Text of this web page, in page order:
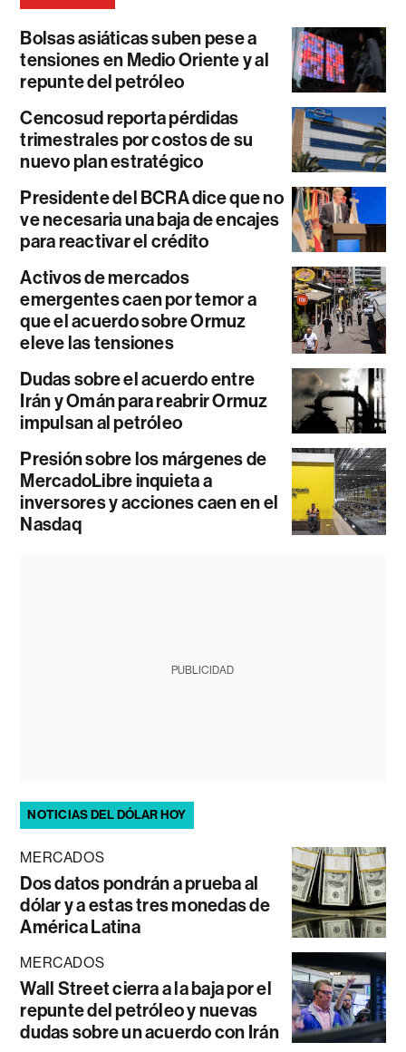
Bolsas asiáticas suben pese a
tensiones en Medio Oriente y al
repunte del petróleo
Cencosud reporta pérdidas
trimestrales por costos de su
nuevo plan estratégico
Presidente del BCRA dice que no
ve necesaria una baja de encajes
para reactivar el crédito
Activos de mercados
emergentes caen por temor a
que el acuerdo sobre Ormuz
eleve las tensiones
Dudas sobre el acuerdo entre
Irán y Omán para reabrir Ormuz
impulsan al petróleo
Presión sobre los márgenes de
MercadoLibre inquieta a
inversores y acciones caen en el
Nasdaq
PUBLICIDAD
NOTICIAS DEL DÓLAR HOY
MERCADOS
Dos datos pondrán a prueba al
dólar y a estas tres monedas de
América Latina
MERCADOS
Wall Street cierra a la baja por el
repunte del petróleo y nuevas
dudas sobre un acuerdo con Irán